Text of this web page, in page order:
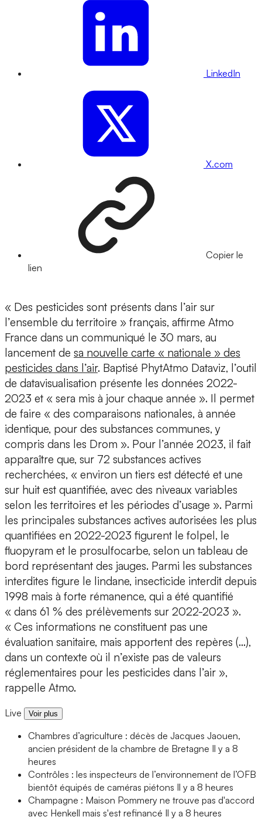
LinkedIn
X.com
Copier le
lien
« Des pesticides sont présents dans l’air sur
l’ensemble du territoire » français, affirme Atmo
France dans un communiqué le 30 mars, au
lancement de sa nouvelle carte « nationale » des
pesticides dans l’air. Baptisé PhytAtmo Dataviz, l’outil
de datavisualisation présente les données 2022-
2023 et « sera mis à jour chaque année ». Il permet
de faire « des comparaisons nationales, à année
identique, pour des substances communes, y
compris dans les Drom ». Pour l’année 2023, il fait
apparaître que, sur 72 substances actives
recherchées, « environ un tiers est détecté et une
sur huit est quantifiée, avec des niveaux variables
selon les territoires et les périodes d’usage ». Parmi
les principales substances actives autorisées les plus
quantifiées en 2022-2023 figurent le folpel, le
fluopyram et le prosulfocarbe, selon un tableau de
bord représentant des jauges. Parmi les substances
interdites figure le lindane, insecticide interdit depuis
1998 mais à forte rémanence, qui a été quantifié
« dans 61 % des prélèvements sur 2022-2023 ».
« Ces informations ne constituent pas une
évaluation sanitaire, mais apportent des repères (…),
dans un contexte où il n’existe pas de valeurs
réglementaires pour les pesticides dans l’air »,
rappelle Atmo.
Live Voir plus
Chambres d’agriculture : décès de Jacques Jaouen,
ancien président de la chambre de Bretagne Il y a 8
heures
Contrôles : les inspecteurs de l’environnement de l’OFB
bientôt équipés de caméras piétons Il y a 8 heures
Champagne : Maison Pommery ne trouve pas d'accord
avec Henkell mais s'est refinancé Il y a 8 heures